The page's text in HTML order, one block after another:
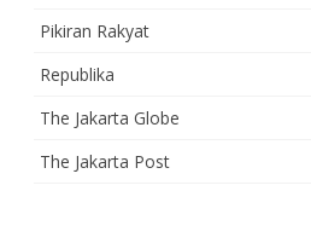
Pikiran Rakyat
Republika
The Jakarta Globe
The Jakarta Post